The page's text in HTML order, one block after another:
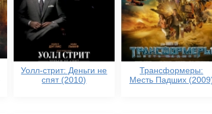
Уолл-стрит: Деньги не
спят (2010)
Трансформеры:
Месть Падших